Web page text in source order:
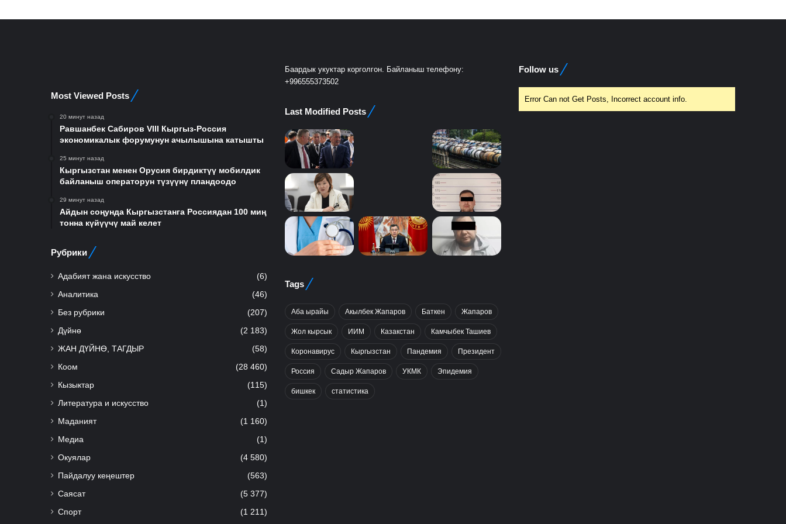
Most Viewed Posts
20 минут назад
Равшанбек Сабиров VIII Кыргыз-Россия
экономикалык форумунун ачылышына катышты
25 минут назад
Кыргызстан менен Орусия бирдиктүү мобилдик
байланыш операторун түзүүнү пландоодо
29 минут назад
Айдын соңунда Кыргызстанга Россиядан 100 миң
тонна күйүүчү май келет
Рубрики
Адабият жана искусство (6)
Аналитика (46)
Без рубрики (207)
Дүйнө (2 183)
ЖАН ДҮЙНӨ, ТАГДЫР (58)
Коом (28 460)
Кызыктар (115)
Литература и искусство (1)
Маданият (1 160)
Медиа (1)
Окуялар (4 580)
Пайдалуу кеңештер (563)
Саясат (5 377)
Спорт (1 211)
Баардык укуктар корголгон. Байланыш телефону:
+996555373502
Last Modified Posts
Tags
Аба ырайы Акылбек Жапаров Баткен Жапаров
Жол кырсык ИИМ Казакстан Камчыбек Ташиев
Коронавирус Кыргызстан Пандемия Президент
Россия Садыр Жапаров УКМК Эпидемия
бишкек статистика
Follow us
Error Can not Get Posts, Incorrect account info.